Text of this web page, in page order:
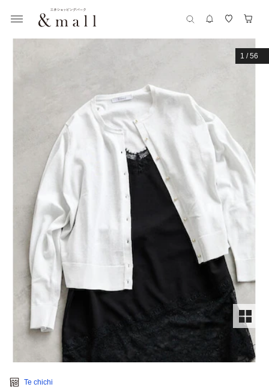
1 /56
Te chichi